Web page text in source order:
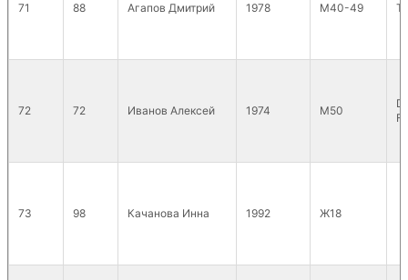
71 88 Агапов Дмитрий 1978 М40-49
72 72 Иванов Алексей 1974 М50
73 98 Качанова Инна 1992 Ж18